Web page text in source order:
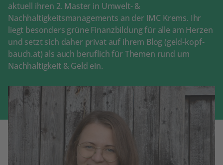
aktuell ihren 2. Master in Umwelt- &
Nachhaltigkeitsmanagements an der IMC Krems. Ihr
liegt besonders grüne Finanzbildung für alle am Herzen
und setzt sich daher privat auf ihrem Blog (geld-kopf-
bauch.at) als auch beruflich für Themen rund um
Nachhaltigkeit & Geld ein.